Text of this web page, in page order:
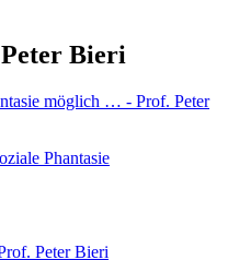
Bieri
Phantasie